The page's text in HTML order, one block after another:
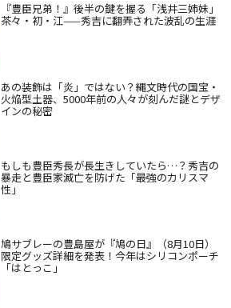
『豊臣兄弟！』後半の鍵を握る「浅井三姉妹」
茶々・初・江——秀吉に翻弄された波乱の生涯
あの装飾は「炎」ではない？縄文時代の国宝・
火焔型土器、5000年前の人々が刻んだ謎とデザ
インの秘密
もしも豊臣秀長が長生きしていたら…？秀吉の
暴走と豊臣家滅亡を防げた「最強のカリスマ
性」
鳩サブレーの豊島屋が『鳩の日』（8月10日）
限定グッズ詳細を発表！今年はシリコンポーチ
「はとっこ」